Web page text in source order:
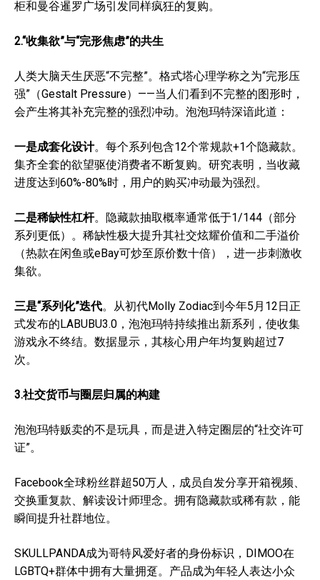
柜和曼谷暹罗广场引发同样疯狂的复购。
2.“收集欲”与“完形焦虑”的共生
人类大脑天生厌恶“不完整”。格式塔心理学称之为“完形压
强”（Gestalt Pressure）——当人们看到不完整的图形时，
会产生将其补充完整的强烈冲动。泡泡玛特深谙此道：
一是成套化设计。每个系列包含12个常规款+1个隐藏款。
集齐全套的欲望驱使消费者不断复购。研究表明，当收藏
进度达到60%-80%时，用户的购买冲动最为强烈。
二是稀缺性杠杆。隐藏款抽取概率通常低于1/144（部分
系列更低）。稀缺性极大提升其社交炫耀价值和二手溢价
（热款在闲鱼或eBay可炒至原价数十倍），进一步刺激收
集欲。
三是“系列化”迭代。从初代Molly Zodiac到今年5月12日正
式发布的LABUBU3.0，泡泡玛特持续推出新系列，使收集
游戏永不终结。数据显示，其核心用户年均复购超过7
次。
3.社交货币与圈层归属的构建
泡泡玛特贩卖的不是玩具，而是进入特定圈层的“社交许可
证”。
Facebook全球粉丝群超50万人，成员自发分享开箱视频、
交换重复款、解读设计师理念。拥有隐藏款或稀有款，能
瞬间提升社群地位。
SKULLPANDA成为哥特风爱好者的身份标识，DIMOO在
LGBTQ+群体中拥有大量拥趸。产品成为年轻人表达小众